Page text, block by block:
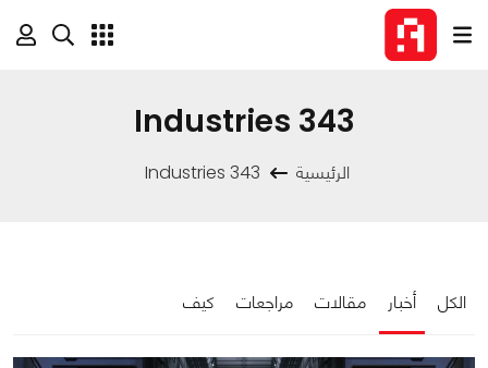
343 Industries
الرئيسية 343 Industries
الكل أخبار مقالات مراجعات كيف